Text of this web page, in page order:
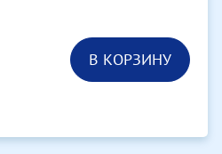
В КОРЗИНУ